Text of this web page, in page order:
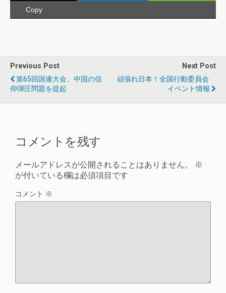
Copy
Previous Post
第65回国連大会、中国の信
仰弾圧問題を提起
Next Post
頑張れ日本！全国行動委員会
イベント情報
コメントを残す
メールアドレスが公開されることはありません。
※
が付いている欄は必須項目です
コメント ※